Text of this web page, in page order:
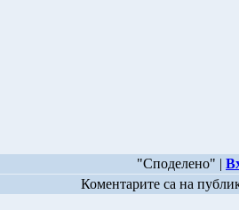
"Споделено" |
Коментарите са на